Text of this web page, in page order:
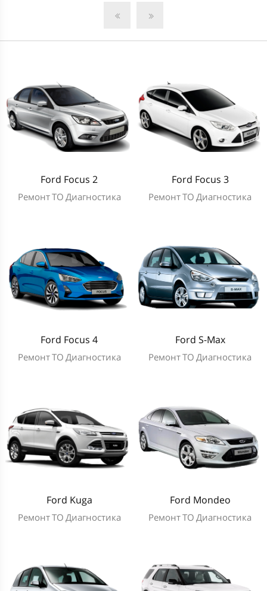
Ford Focus 2
РемонтТО Диагностика
Ford Focus 3
РемонтТО Диагностика
Ford Focus 4
РемонтТО Диагностика
Ford S-Max
РемонтТО Диагностика
Ford Kuga
РемонтТО Диагностика
Ford Mondeo
РемонтТО Диагностика